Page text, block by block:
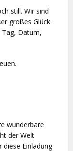
still. Wir sind
großes Glück
Datum,
wunderbare
der Welt
diese Einladung